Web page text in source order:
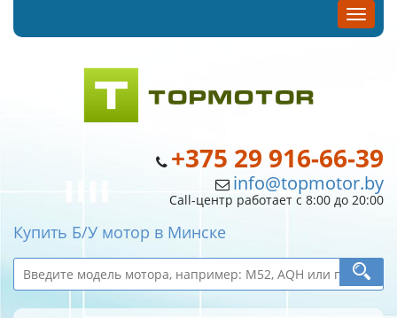
+375 29 916-66-39
info@topmotor.by
Call-центр работает с 8:00 до 20:00
Купить Б/У мотор в Минске